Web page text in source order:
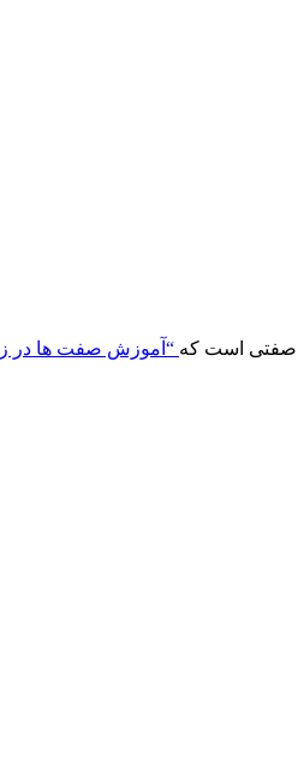
صفتی است که “آموزش صفت ها در